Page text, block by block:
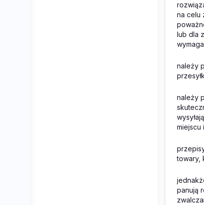
na celu
lub dla
należy
należy
miejscu
towary,
panują